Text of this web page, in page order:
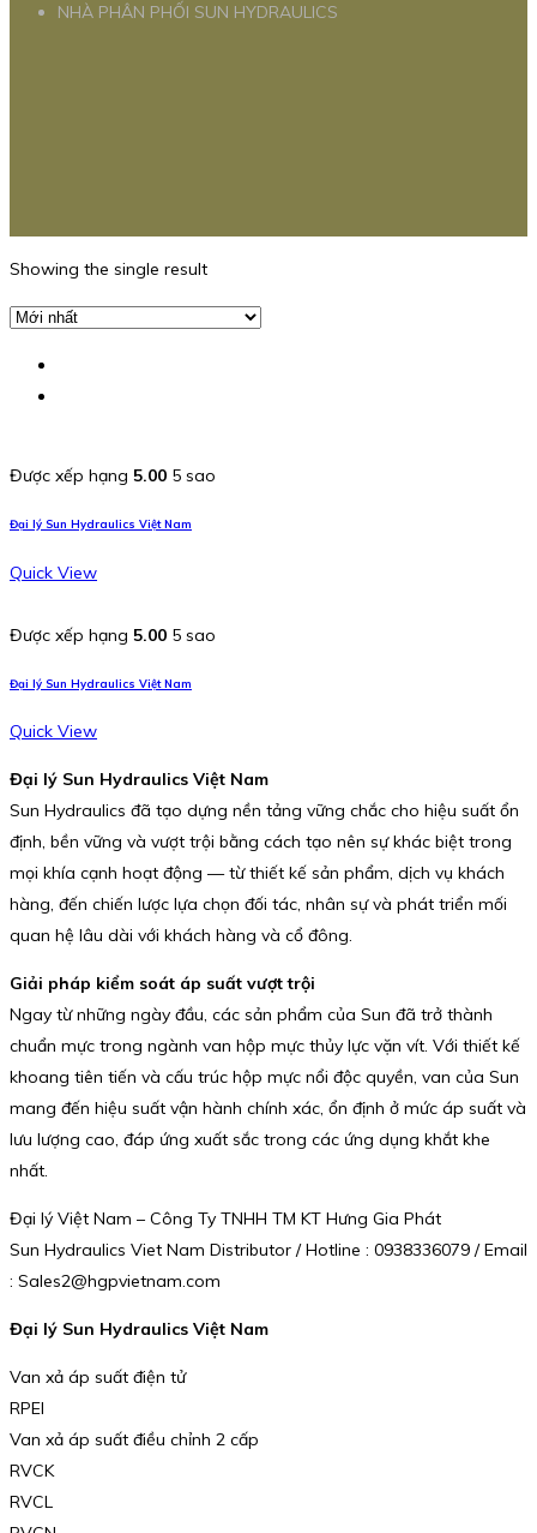
NHÀ PHÂN PHỐI SUN HYDRAULICS
Showing the single result
Được xếp hạng 5.00 5 sao
Đại lý Sun Hydraulics Việt Nam
Quick View
Được xếp hạng 5.00 5 sao
Đại lý Sun Hydraulics Việt Nam
Quick View
Đại lý Sun Hydraulics Việt Nam
Sun Hydraulics đã tạo dựng nền tảng vững chắc cho hiệu suất ổn
định, bền vững và vượt trội bằng cách tạo nên sự khác biệt trong
mọi khía cạnh hoạt động — từ thiết kế sản phẩm, dịch vụ khách
hàng, đến chiến lược lựa chọn đối tác, nhân sự và phát triển mối
quan hệ lâu dài với khách hàng và cổ đông.
Giải pháp kiểm soát áp suất vượt trội
Ngay từ những ngày đầu, các sản phẩm của Sun đã trở thành
chuẩn mực trong ngành van hộp mực thủy lực vặn vít. Với thiết kế
khoang tiên tiến và cấu trúc hộp mực nổi độc quyền, van của Sun
mang đến hiệu suất vận hành chính xác, ổn định ở mức áp suất và
lưu lượng cao, đáp ứng xuất sắc trong các ứng dụng khắt khe
nhất.
Đại lý Việt Nam – Công Ty TNHH TM KT Hưng Gia Phát
Sun Hydraulics Viet Nam Distributor / Hotline : 0938336079 / Email
: Sales2@hgpvietnam.com
Đại lý Sun Hydraulics Việt Nam
Van xả áp suất điện tử
RPEI
Van xả áp suất điều chỉnh 2 cấp
RVCK
RVCL